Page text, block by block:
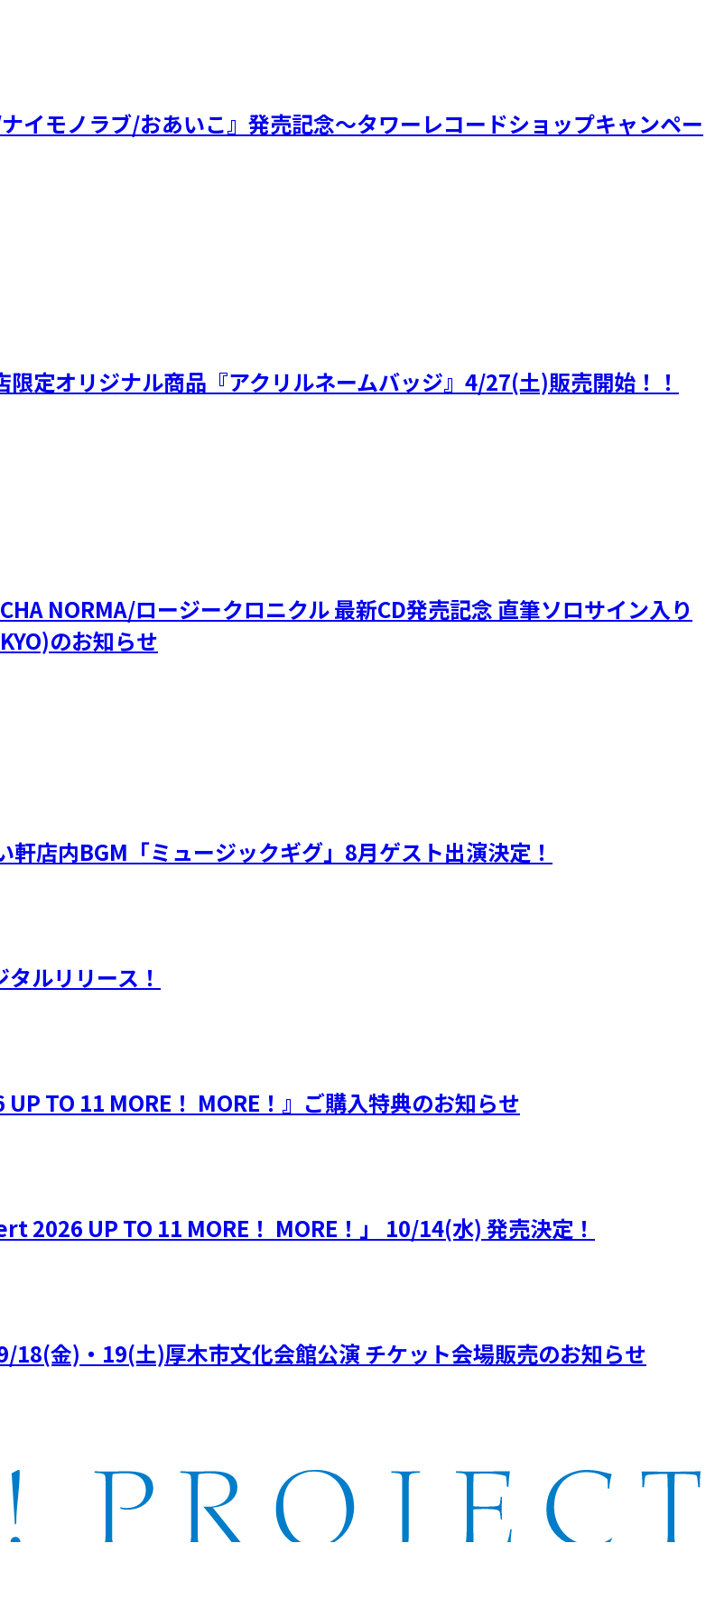
モノラブ/おあいこ』発売記念～タワーレコードショップキャンペー
定オリジナル商品『アクリルネームバッジ』4/27(土)販売開始！！
NORMA/ロージークロニクル 最新CD発売記念 直筆ソロサイン入り
のお知らせ
店内BGM「ミュージックギグ」8月ゲスト出演決定！
ルリリース！
TO 11 MORE！ MORE！』ご購入特典のお知らせ
UP TO 11 MORE！ MORE！」 10/14(水) 発売決定！
金)・19(土)厚木市文化会館公演 チケット会場販売のお知らせ